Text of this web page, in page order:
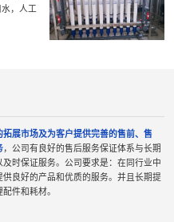
，人工
拓展市场及为客户提供完善的售前、售
，公司有良好的售后服务保证体系与长期
及时保证服务。公司要求是：在同行业中
供良好的产品和优质的服务。并且长期提
件和耗材。